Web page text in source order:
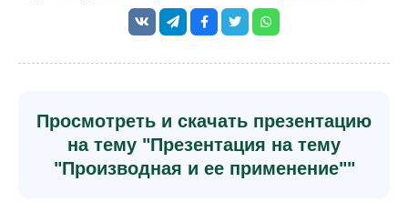
Просмотреть и скачать презентацию
на тему "Презентация на тему
"Производная и ее применение""